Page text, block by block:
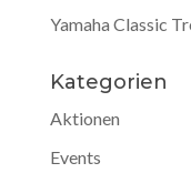
Yamaha Classic
Kategorien
Aktionen
Events